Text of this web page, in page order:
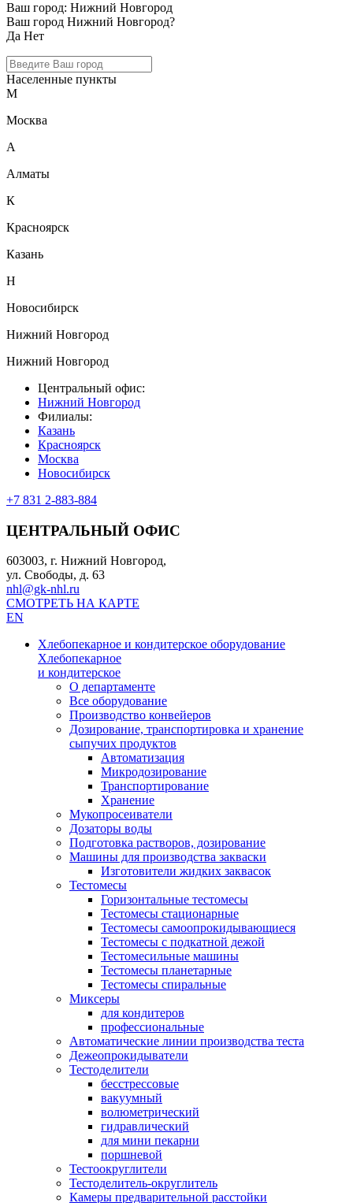
Ваш город: Нижний Новгород
Ваш город Нижний Новгород?
Да Нет
Населенные пункты
М
Москва
А
Алматы
К
Красноярск
Казань
Н
Новосибирск
Нижний Новгород
Нижний Новгород
Центральный офис:
Нижний Новгород
Филиалы:
Казань
Красноярск
Москва
Новосибирск
+7 831 2-883-884
ЦЕНТРАЛЬНЫЙ ОФИС
603003, г. Нижний Новгород,
ул. Свободы, д. 63
nhl@gk-nhl.ru
СМОТРЕТЬ НА КАРТЕ
EN
Хлебопекарное и кондитерское оборудование
Хлебопекарное
и кондитерское
О департаменте
Все оборудование
Производство конвейеров
Дозирование, транспортировка и хранение
сыпучих продуктов
Автоматизация
Микродозирование
Транспортирование
Хранение
Мукопросеиватели
Дозаторы воды
Подготовка растворов, дозирование
Машины для производства закваски
Изготовители жидких заквасок
Тестомесы
Горизонтальные тестомесы
Тестомесы стационарные
Тестомесы самоопрокидывающиеся
Тестомесы с подкатной дежой
Тестомесильные машины
Тестомесы планетарные
Тестомесы спиральные
Миксеры
для кондитеров
профессиональные
Автоматические линии производства теста
​Дежеопрокидыватели
Тестоделители
бесстрессовые
вакуумный
волюметрический
гидравлический
для мини пекарни
поршневой
Тестоокруглители
Тестоделитель-округлитель
Камеры предварительной расстойки